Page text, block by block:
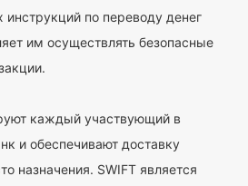
инструкций по переводу денег
им осуществлять безопасные
каждый участвующий в
и обеспечивают доставку
назначения. SWIFT является